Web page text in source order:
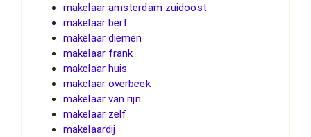
makelaar amsterdam zuidoost
makelaar bert
makelaar diemen
makelaar frank
makelaar huis
makelaar overbeek
makelaar van rijn
makelaar zelf
makelaardij